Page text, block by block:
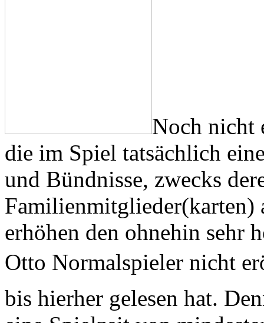
Noch nicht
die im Spiel tatsächlich
und Bündnisse, zwecks
erhöhen den ohnehin sehr
Otto Normalspieler nicht
bis hierher gelesen hat.